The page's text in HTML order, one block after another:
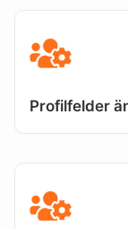
Profilfelder